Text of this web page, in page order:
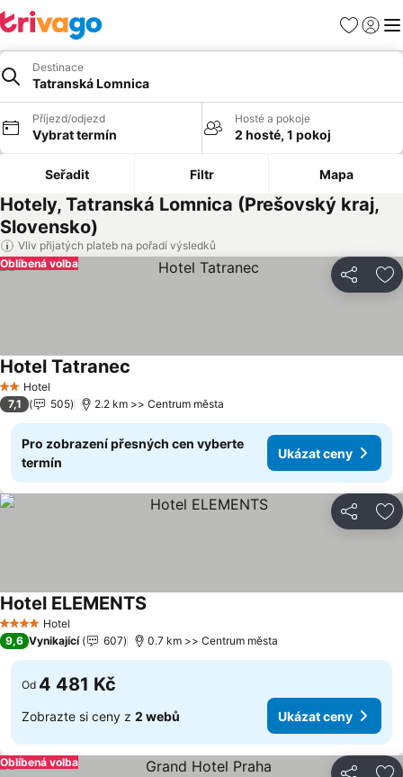
Oblíbené
Destinace
Tatranská Lomnica
Příjezd/odjezd
Vybrat termín
Hosté a pokoje
2 hosté, 1 pokoj
Seřadit Filtr Mapa
Hotely, Tatranská Lomnica (Prešovský kraj,
Slovensko)
Vliv přijatých plateb na pořadí výsledků
Sdílet
Oblíbená volba
2 Počet hvězdiček
Hotel
Hotel Tatranec
7,1 505 2.2 km >> Centrum města
Pro zobrazení přesných cen vyberte
termín
Ukázat ceny
Sdílet
4 Počet hvězdiček
Hotel
Hotel ELEMENTS
9,6 Vynikající 607 0.7 km >> Centrum města
Od 4 481 Kč
Zobrazte si ceny z 2 webů Ukázat ceny
Oblíbená volba